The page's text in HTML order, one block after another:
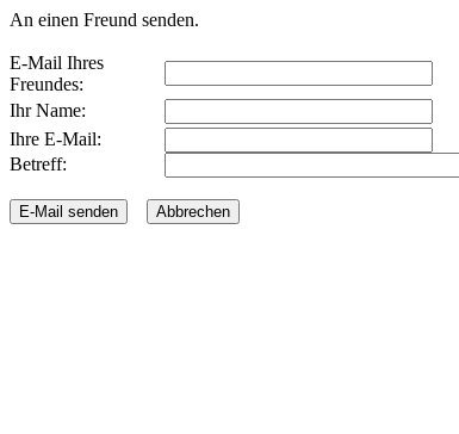
An einen Freund senden.
E-Mail Ihres
Freundes:
Ihr Name:
Ihre E-Mail:
Betreff: